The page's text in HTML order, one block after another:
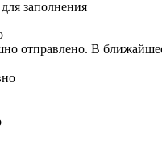
заполнения
отправлено. В